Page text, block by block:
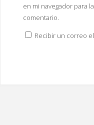
en mi navegador para
comentario.
Recibir un correo